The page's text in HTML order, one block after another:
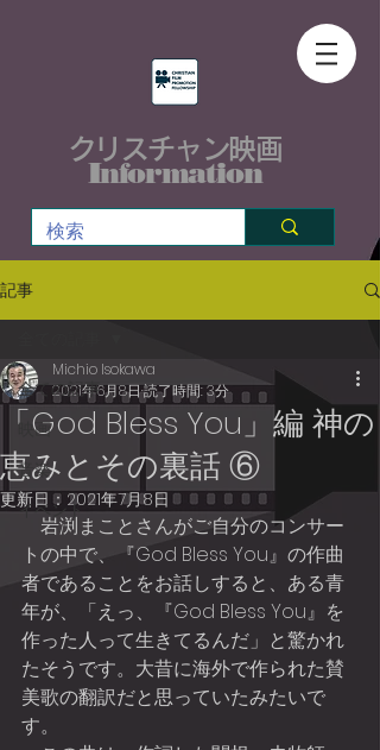
クリスチャン映画
Information
記事
全ての記事
映画
音楽
イベント
「God Bless You」編 神の
恵みとその裏話 ⑥
Michio Isokawa
2021年6月8日読了時間: 3分
更新日： 2021年7月8日
トの中で、『God Bless You』の作曲
者であることをお話しすると、ある青
年が、「えっ、『God Bless You』を
作った人って生きてるんだ」と驚かれ
たそうです。大昔に海外で作られた賛
美歌の翻訳だと思っていたみたいで
す。